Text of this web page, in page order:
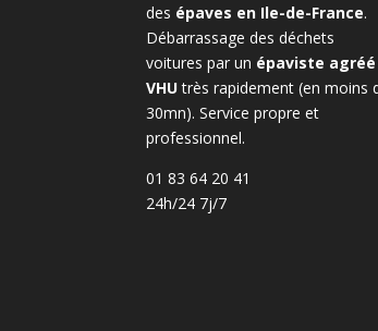
des épaves en Ile-de-France.
Débarrassage des déchets
voitures par un épaviste agréé
VHUtrès rapidement (en moins
30mn). Service propre et
professionnel.
01 83 64 20 41
24h/24 7j/7